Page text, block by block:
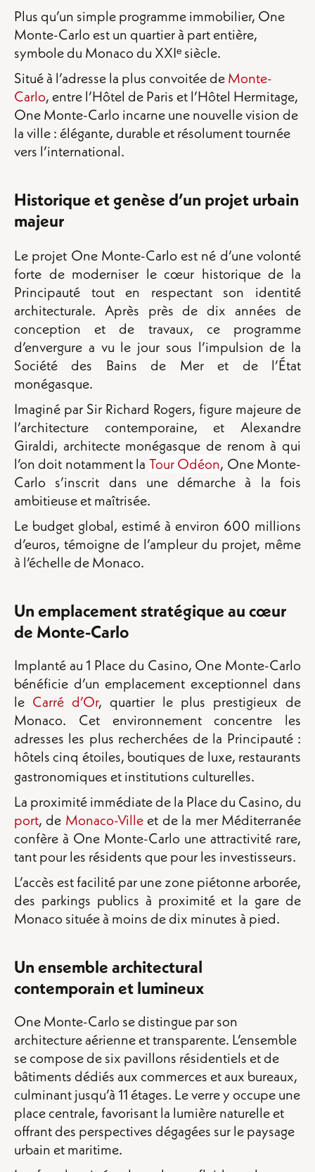
Plus qu’un simple programme immobilier, One
Monte-Carlo est un quartier à part entière,
symbole du Monaco du XXIᵉ siècle.
Situé à l’adresse la plus convoitée de Monte-
Carlo, entre l’Hôtel de Paris et l’Hôtel Hermitage,
One Monte-Carlo incarne une nouvelle vision de
la ville : élégante, durable et résolument tournée
vers l’international.
Historique et genèse d’un projet urbain
majeur
Le projet One Monte-Carlo est né d’une volonté
forte de moderniser le cœur historique de la
Principauté tout en respectant son identité
architecturale. Après près de dix années de
conception et de travaux, ce programme
d’envergure a vu le jour sous l’impulsion de la
Société des Bains de Mer et de l’État
monégasque.
Imaginé par Sir Richard Rogers, figure majeure de
l’architecture contemporaine, et Alexandre
Giraldi, architecte monégasque de renom à qui
l’on doit notamment la Tour Odéon, One Monte-
Carlo s’inscrit dans une démarche à la fois
ambitieuse et maîtrisée.
Le budget global, estimé à environ 600 millions
d’euros, témoigne de l’ampleur du projet, même
à l’échelle de Monaco.
Un emplacement stratégique au cœur
de Monte-Carlo
Implanté au 1 Place du Casino, One Monte-Carlo
bénéficie d’un emplacement exceptionnel dans
le Carré d’Or, quartier le plus prestigieux de
Monaco. Cet environnement concentre les
adresses les plus recherchées de la Principauté :
hôtels cinq étoiles, boutiques de luxe, restaurants
gastronomiques et institutions culturelles.
La proximité immédiate de la Place du Casino, du
port, de Monaco-Villeet de la mer Méditerranée
confère à One Monte-Carlo une attractivité rare,
tant pour les résidents que pour les investisseurs.
L’accès est facilité par une zone piétonne arborée,
des parkings publics à proximité et la gare de
Monaco située à moins de dix minutes à pied.
Un ensemble architectural
contemporain et lumineux
One Monte-Carlo se distingue par son
architecture aérienne et transparente. L’ensemble
se compose de six pavillons résidentiels et de
bâtiments dédiés aux commerces et aux bureaux,
culminant jusqu’à 11 étages. Le verre y occupe une
place centrale, favorisant la lumière naturelle et
offrant des perspectives dégagées sur le paysage
urbain et maritime.